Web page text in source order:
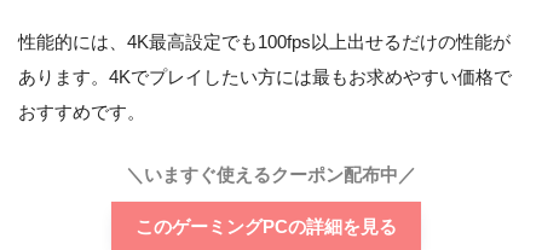
性能的には、4K最高設定でも100fps以上出せるだけの性能が
あります。4Kでプレイしたい方には最もお求めやすい価格で
おすすめです。
＼いますぐ使えるクーポン配布中／
このゲーミングPCの詳細を見る